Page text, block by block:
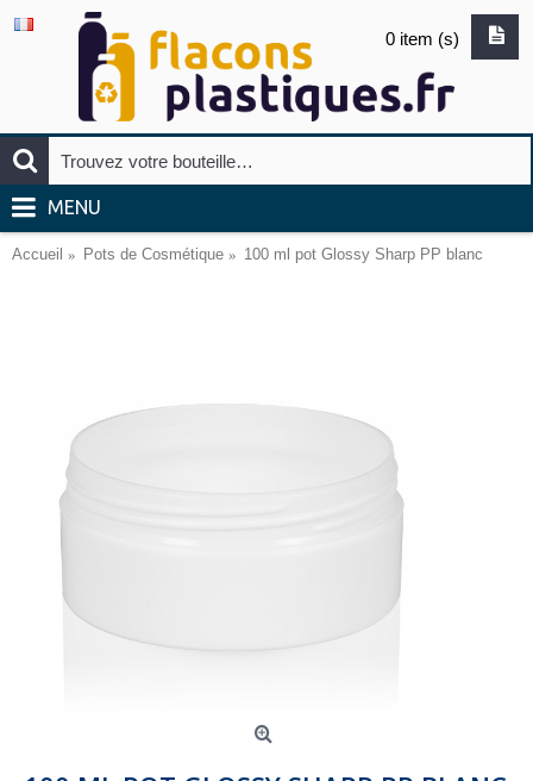
0 item (s)
MENU
Accueil Pots de Cosmétique 100 ml pot Glossy Sharp PP blanc